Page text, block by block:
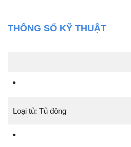
THÔNG SỐ KỸ THUẬT
Loại tủ: Tủ đông